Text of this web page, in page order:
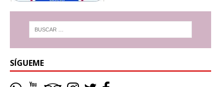
SÍGUEME